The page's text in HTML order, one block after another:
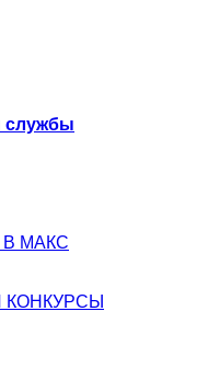
службы
МАКС
КОНКУРСЫ